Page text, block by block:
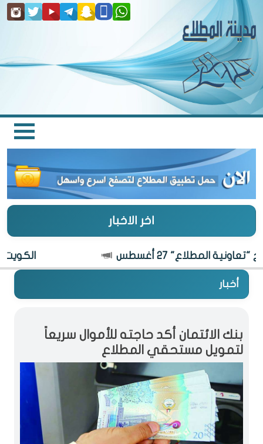
اخر الاخبار
المطلاع" 27 أغسطس الكويت
أخبار
بنك الائتمان أكد حاجته للأموال سريعاً
لتمويل مستحقي المطلاع